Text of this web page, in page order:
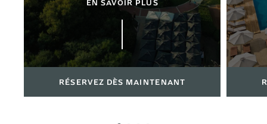
EN SAVOIR PLUS
RÉSERVEZ DÈS MAINTENANT